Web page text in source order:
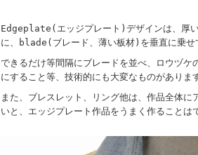
Edgeplate(エッジプレート)デザインは、厚い
に、blade(ブレード、薄い板材)を垂直に乗せ
できるだけ等間隔にブレードを並べ、ロウヅケ
にすること等、技術的にも大変なものがありま
また、ブレスレット、リング他は、作品全体
いと、エッジプレート作品をうまく作ることは